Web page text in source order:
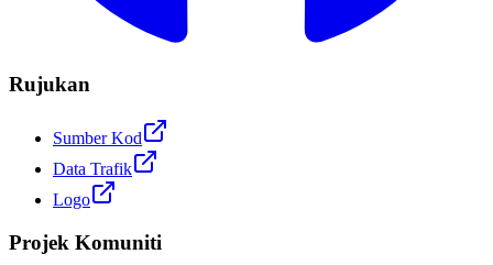
Rujukan
Sumber Kod
Data Trafik
Logo
Projek Komuniti